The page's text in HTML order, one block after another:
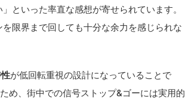
といった率直な感想が寄せられています。
限界まで回しても十分な余力を感じられな
が低回転重視の設計になっていることで
め、街中での信号ストップ&ゴーには実用的